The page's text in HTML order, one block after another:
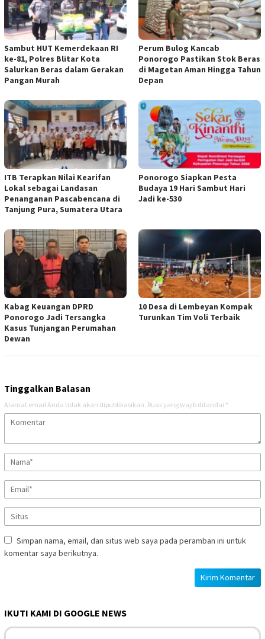
Sambut HUT Kemerdekaan RI
ke-81, Polres Blitar Kota
Salurkan Beras dalam Gerakan
Pangan Murah
Perum Bulog Kancab
Ponorogo Pastikan Stok Beras
di Magetan Aman Hingga Tahun
Depan
ITB Terapkan Nilai Kearifan
Lokal sebagai Landasan
Penanganan Pascabencana di
Tanjung Pura, Sumatera Utara
Ponorogo Siapkan Pesta
Budaya 19 Hari Sambut Hari
Jadi ke-530
Kabag Keuangan DPRD
Ponorogo Jadi Tersangka
Kasus Tunjangan Perumahan
Dewan
10 Desa di Lembeyan Kompak
Turunkan Tim Voli Terbaik
Tinggalkan Balasan
Alamat email Anda tidak akan dipublikasikan. Ruas yang wajib ditandai *
Simpan nama, email, dan situs web saya pada peramban ini untuk
komentar saya berikutnya.
IKUTI KAMI DI GOOGLE NEWS